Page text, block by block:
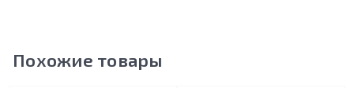
Похожие товары